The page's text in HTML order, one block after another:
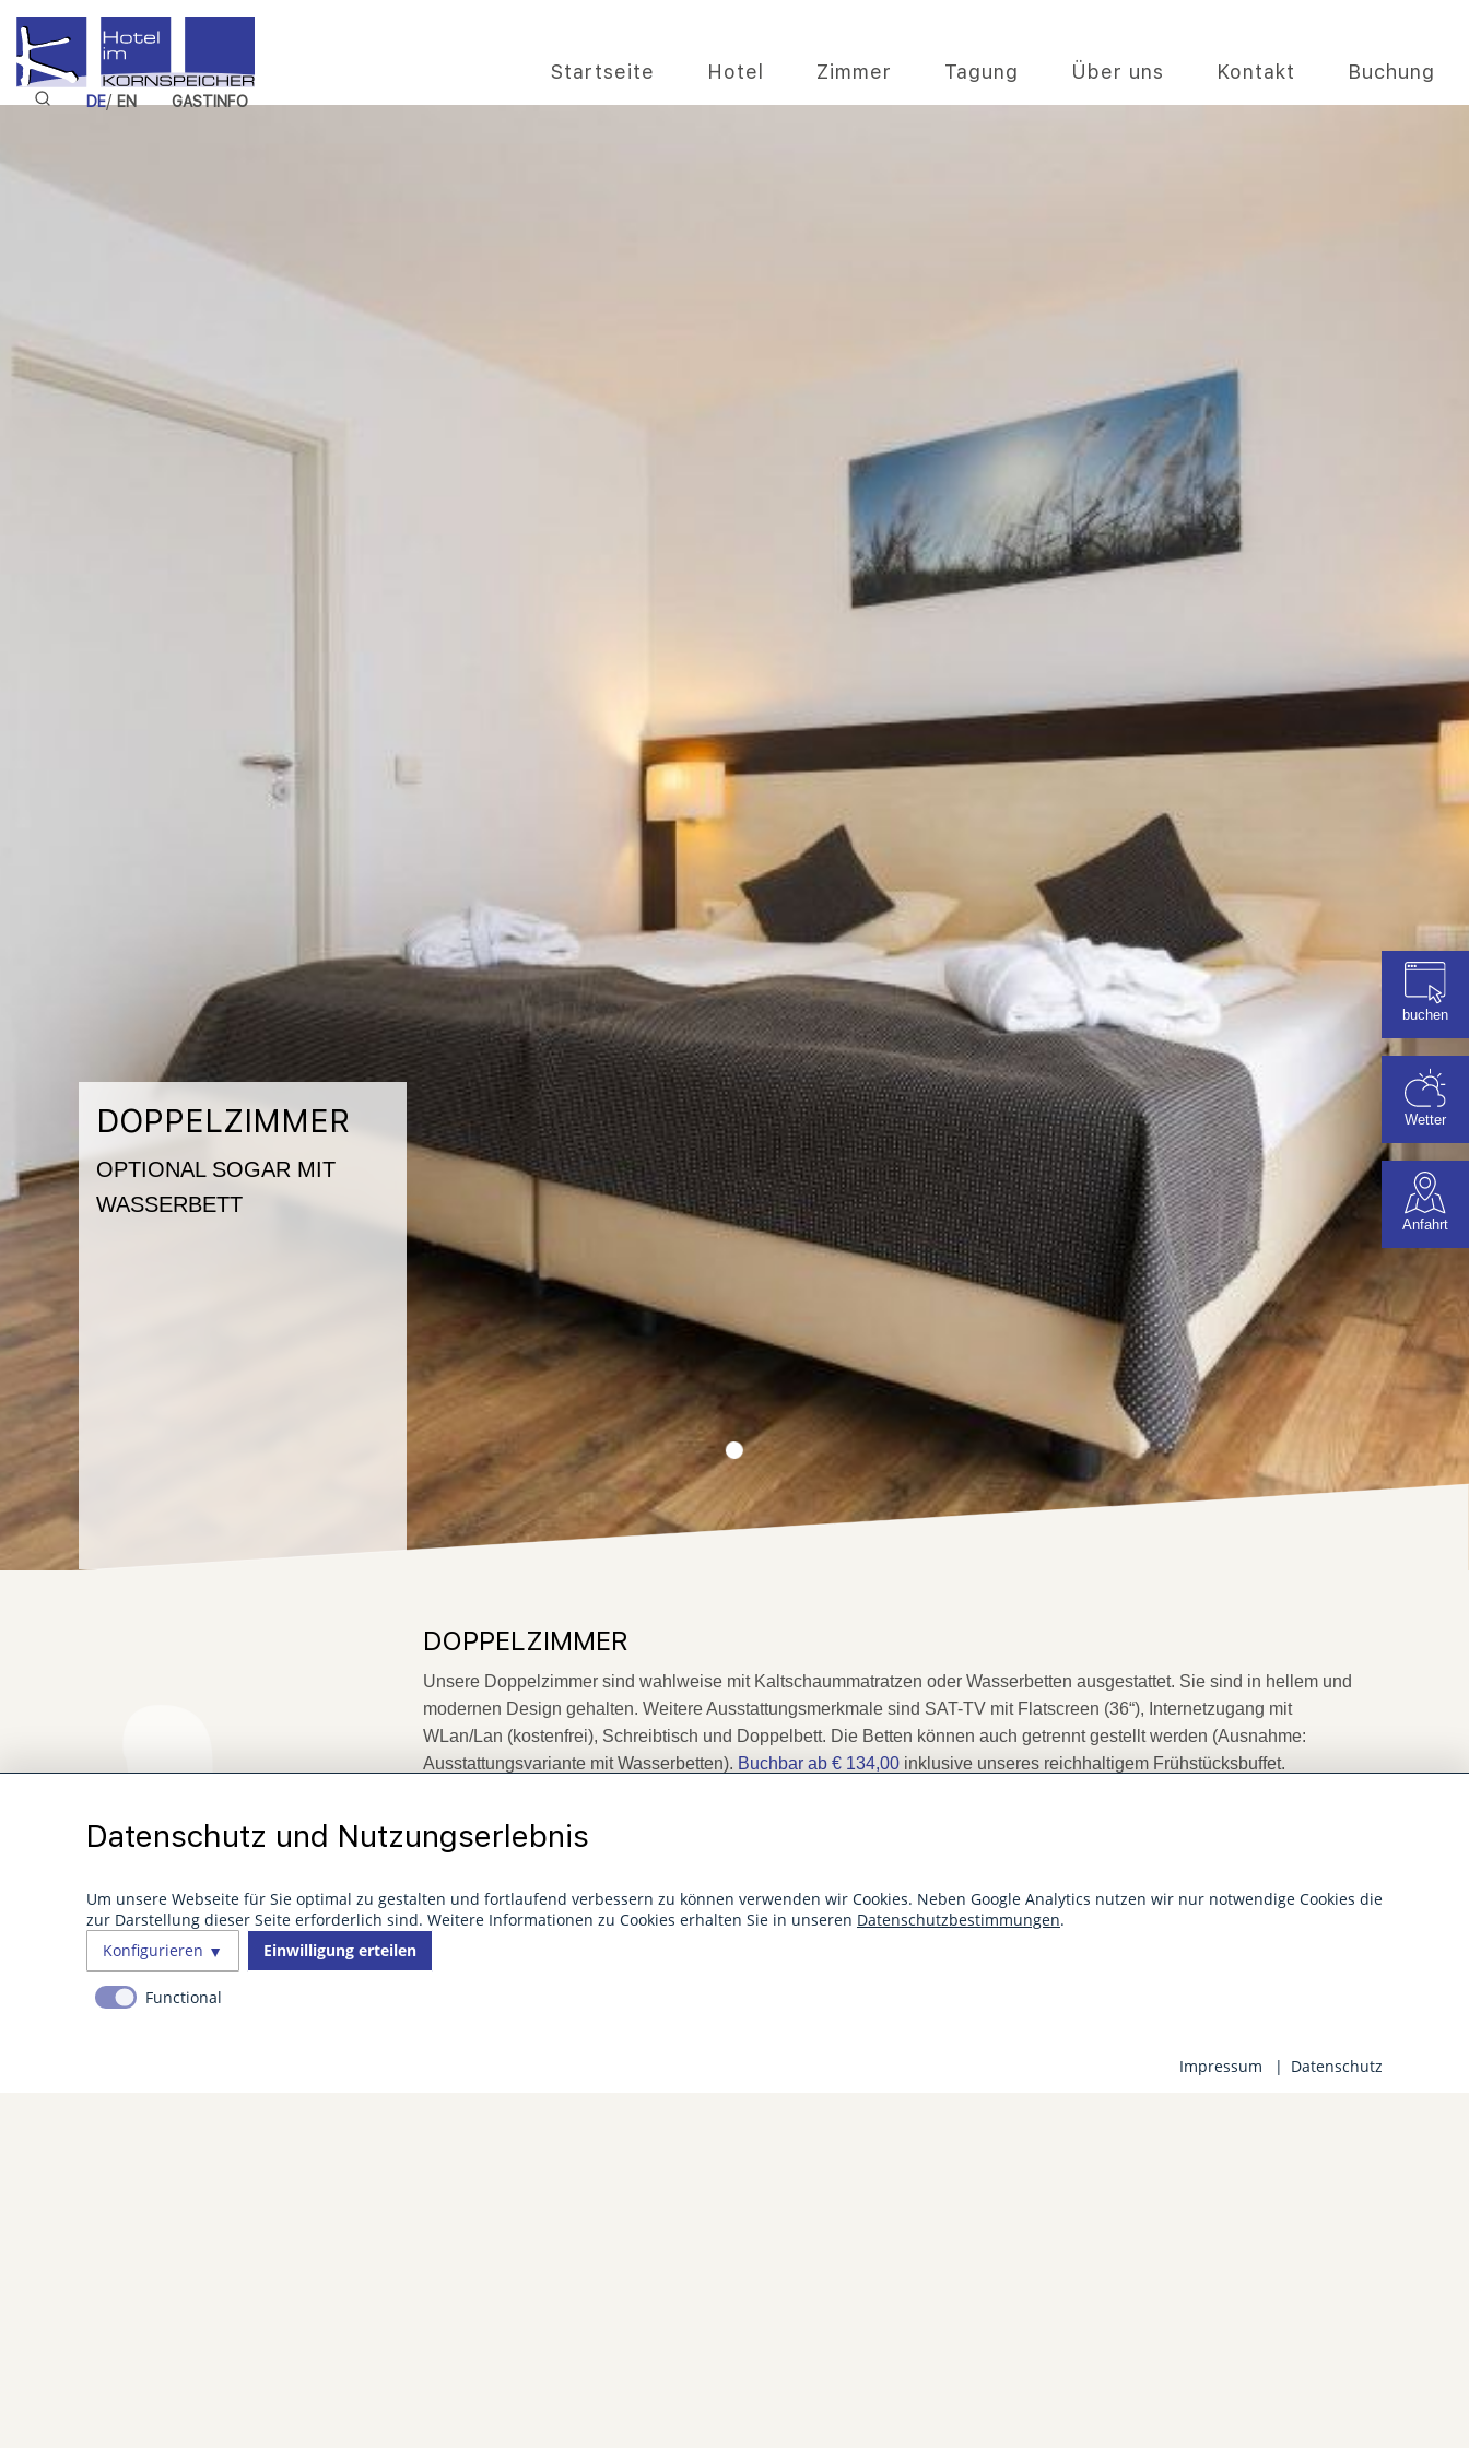
Startseite Hotel Zimmer Tagung Über uns Kontakt Buchung
DE/EN GASTINFO
DOPPELZIMMER
OPTIONAL SOGAR MIT
WASSERBETT
DOPPELZIMMER
OPTIONAL SOGAR MIT
WASSERBETT
DOPPELZIMMER
OPTIONAL SOGAR MIT
WASSERBETT
DOPPELZIMMER
Unsere Doppelzimmer sind wahlweise mit Kaltschaummatratzen oder Wasserbetten ausgestattet. Sie sind in hellem und
modernen Design gehalten. Weitere Ausstattungsmerkmale sind SAT-TV mit Flatscreen (36“), Internetzugang mit
WLan/Lan (kostenfrei), Schreibtisch und Doppelbett. Die Betten können auch getrennt gestellt werden (Ausnahme:
Ausstattungsvariante mit Wasserbetten). Buchbar ab € 134,00 inklusive unseres reichhaltigem Frühstücksbuffet.
Telefon und kostenloses W-LAN
Schreibtisch
buchen
Wetter
Anfahrt
Datenschutz und Nutzungserlebnis
Um unsere Webseite für Sie optimal zu gestalten und fortlaufend verbessern zu können verwenden wir Cookies. Neben Google Analytics nutzen wir nur notwendige Cookies die
zur Darstellung dieser Seite erforderlich sind. Weitere Informationen zu Cookies erhalten Sie in unseren Datenschutzbestimmungen.
Konfigurieren
Einwilligung erteilen
Functional
Impressum Datenschutz